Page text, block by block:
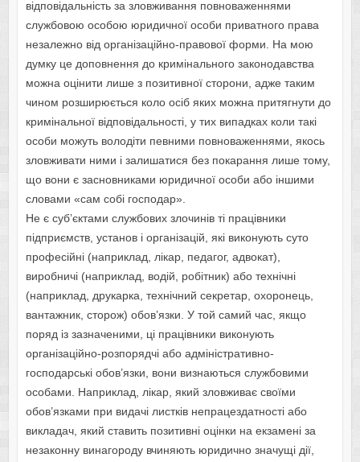
відповідальність за зловживання повноваженнями
службовою особою юридичної особи приватного права
незалежно від організаційно-правової форми. На мою
думку це доповнення до кримінального законодавства
можна оцінити лише з позитивної сторони, адже таким
чином розширюється коло осіб яких можна притягнути до
кримінальної відповідальності, у тих випадках коли такі
особи можуть володіти певними повноваженнями, якось
зловживати ними і залишатися без покарання лише тому,
що вони є засновниками юридичної особи або іншими
словами «сам собі господар».
Не є суб’єктами службових злочинів ті працівники
підприємств, установ і організацій, які виконують суто
професійні (наприклад, лікар, педагог, адвокат),
виробничі (наприклад, водій, робітник) або технічні
(наприклад, друкарка, технічний секретар, охоронець,
вантажник, сторож) обов’язки. У той самий час, якщо
поряд із зазначеними, ці працівники виконують
організаційно-розпорядчі або адміністративно-
господарські обов’язки, вони визнаються службовими
особами. Наприклад, лікар, який зловживає своїми
обов’язками при видачі листків непрацездатності або
викладач, який ставить позитивні оцінки на екзамені за
незаконну винагороду вчиняють юридично значущі дії,